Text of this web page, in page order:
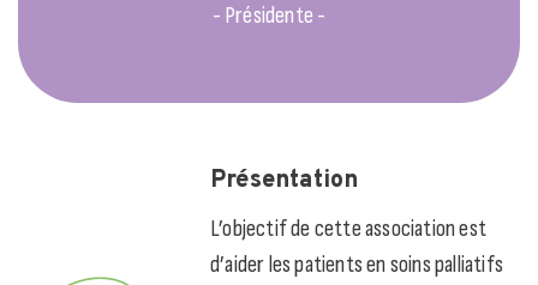
- Présidente -
Présentation
L’objectif de cette association est
d’aider les patients en soins palliatifs